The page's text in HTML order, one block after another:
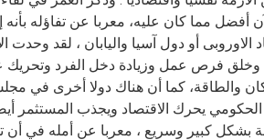
مما كان عليه، معربا عن تفاؤله
أو دول آسيا واليابان ، لقد وحدت
وخلق فرص عمل وزيادة دخل الفرد
والطاقة، كما أن هناك دولا أخرى في
الحكومي يحرك الاقتصاد ويجذب المستثمر
كبير وسريع ، معربا عن أمله في أن